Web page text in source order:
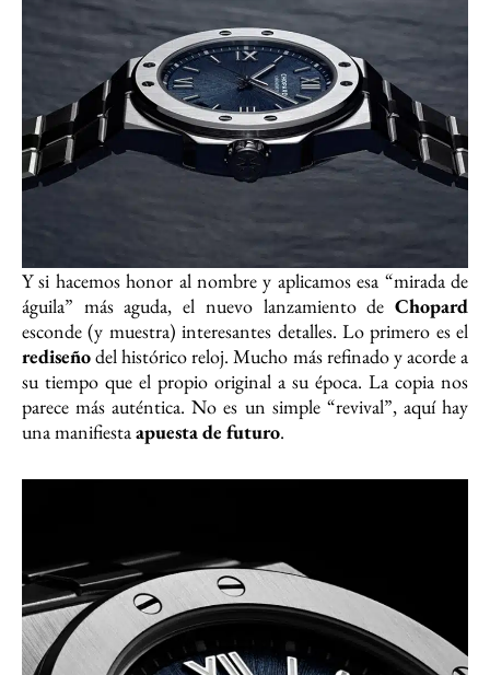
Y si hacemos honor al nombre y aplicamos esa “mirada de
águila” más aguda, el nuevo lanzamiento de Chopard
esconde (y muestra) interesantes detalles. Lo primero es el
rediseñodel histórico reloj. Mucho más refinado y acorde a
su tiempo que el propio original a su época. La copia nos
parece más auténtica. No es un simple “revival”, aquí hay
una manifiestaapuesta de futuro.